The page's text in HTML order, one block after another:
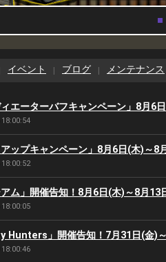
イベント ブログ メンテナンス
ィエーターバフキャンペーン」8月6
18:00:54
アップキャンペーン」8月6日(木)～8
18:00:52
アム」開催告知！8月6日(木)～8月13
18:00:05
Hunters」開催告知！7月31日(金)
18:00:46